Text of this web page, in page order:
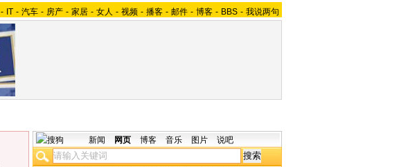
- IT - 汽车 - 房产 - 家居 - 女人 - 视频 - 播客 - 邮件 - 博客 - BBS - 我说两句
新闻 网页 博客 音乐 图片 说吧